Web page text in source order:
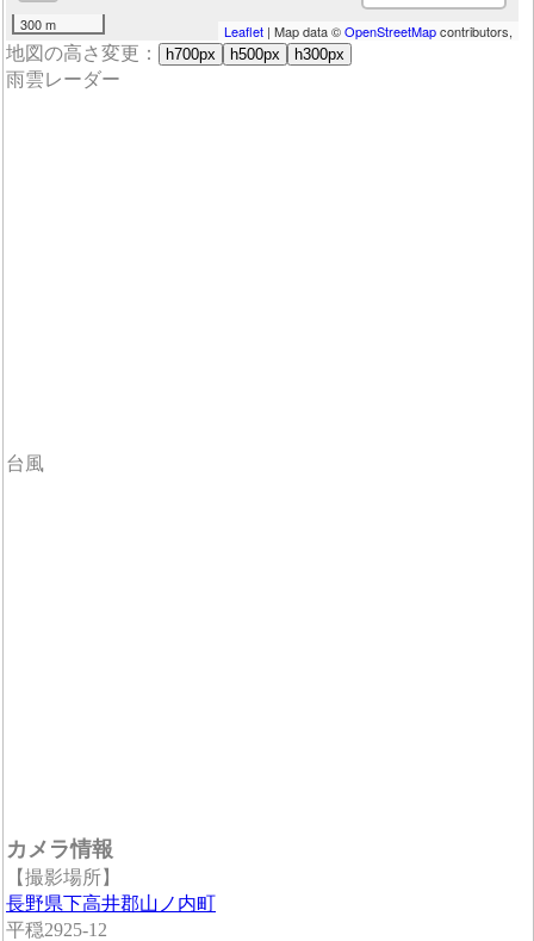
300 m Leaflet | Map data ©OpenStreetMapcontributors,
地図の高さ変更： h700px h500px h300px
雨雲レーダー
台風
カメラ情報
【撮影場所】
長野県下高井郡山ノ内町
平穏2925-12